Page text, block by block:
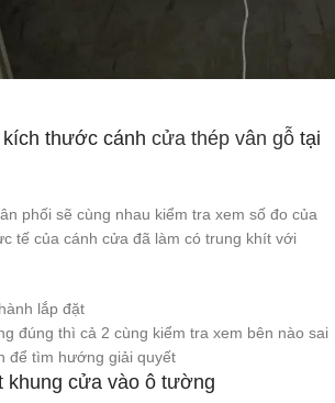
kích thước cánh cửa thép vân gỗ tại
phối sẽ cùng nhau kiểm tra xem số đo của
tế của cánh cửa đã làm có trung khít với
lắp đặt
đúng thì cả 2 cùng kiểm tra xem bên nào sai
để tìm hướng giải quyết
khung cửa vào ô tường